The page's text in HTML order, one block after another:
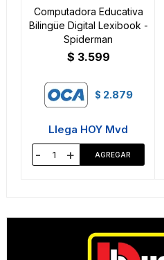
Computadora Educativa
Bilingüe Digital Lexibook -
Spiderman
$ 3.599
$ 2.879
Llega HOY Mvd
- +